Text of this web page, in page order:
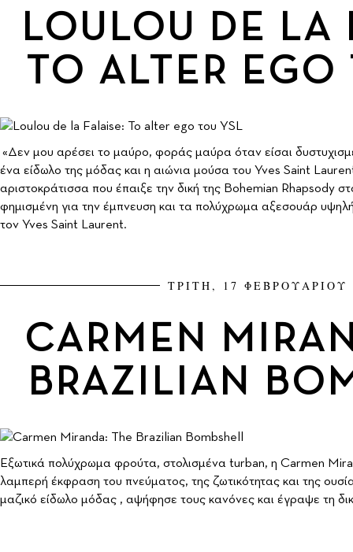
LOULOU DE LA
TO ALTER
«Δεν μου αρέσει το μαύρο, φοράς μαύρα όταν είσαι
ένα είδωλο της μόδας και η αιώνια μούσα του Yves Saint
αριστοκράτισσα που έπαιξε την δική της Bohemian Rhapsody
φημισμένη για την έμπνευση και τα πολύχρωμα αξεσουάρ
τον Yves Saint Laurent.
ΤΡΙΤΗ, 17 ΦΕΒΡΟΥΑΡΙΟΥ
CARMEN
BRAZILIAN
Εξωτικά πολύχρωμα φρούτα, στολισμένα turban, η Carmen
λαμπερή έκφραση του πνεύματος, της ζωτικότητας και της
μαζικό είδωλο μόδας , αψήφησε τους κανόνες και έγραψε τη